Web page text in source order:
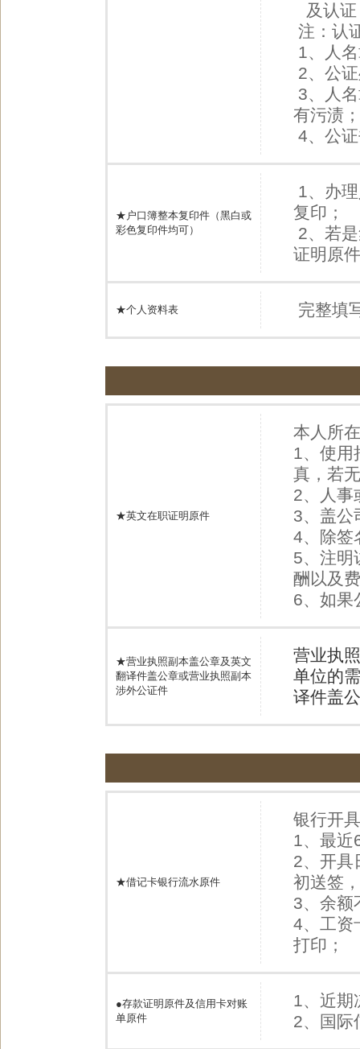
及认证
注：认
1、人
2、公
3、人
有污渍
4、公
★户口簿整本复印件（黑白或
彩色复印件均可）
1、办
复印；
2、若
证明原
★个人资料表 完整填
★英文在职证明原件
本人所
1、使用
真，若
2、人事
3、盖公
4、除签
5、注明
酬以及
6、如果
★营业执照副本盖公章及英文
翻译件盖公章或营业执照副本
涉外公证件
营业执
单位的
译件盖
★借记卡银行流水原件
银行开
1、最近
2、开具
初送签
3、余
4、工资
打印；
●存款证明原件及信用卡对账
单原件
1、近期
2、国际